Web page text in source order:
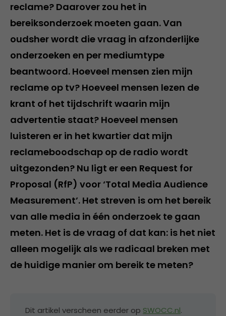
reclame? Daarover zou het in
bereiksonderzoek moeten gaan. Van
oudsher wordt die vraag in afzonderlijke
onderzoeken en per mediumtype
beantwoord. Hoeveel mensen zien mijn
reclame op tv? Hoeveel mensen lezen de
krant of het tijdschrift waarin mijn
advertentie staat? Hoeveel mensen
luisteren er in het kwartier dat mijn
reclameboodschap op de radio wordt
uitgezonden? Nu ligt er een Request for
Proposal (RfP) voor ‘Total Media Audience
Measurement’. Het streven is om het bereik
van alle media in één onderzoek te gaan
meten. Het is de vraag of dat kan: is het niet
alleen mogelijk als we radicaal breken met
de huidige manier om bereik te meten?
Dit artikel verscheen eerder op SWOCC.nl.